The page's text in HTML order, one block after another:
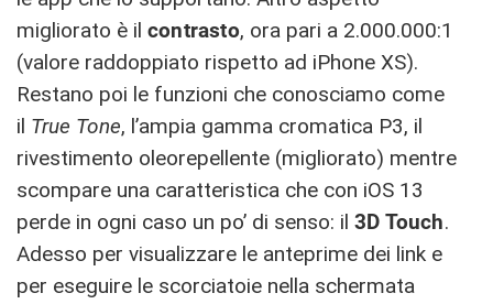
migliorato è il contrasto, ora pari a 2.000.000:1
(valore raddoppiato rispetto ad iPhone XS).
Restano poi le funzioni che conosciamo come
il True Tone, l’ampia gamma cromatica P3, il
rivestimento oleorepellente (migliorato) mentre
scompare una caratteristica che con iOS 13
perde in ogni caso un po’ di senso: il 3D Touch.
Adesso per visualizzare le anteprime dei link e
per eseguire le scorciatoie nella schermata